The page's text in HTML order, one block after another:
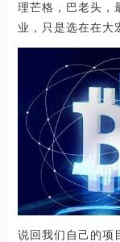
理芒格，巴老头，
业，只是选在在大
说回我们自己的项